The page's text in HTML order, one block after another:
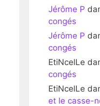
Jérôme P
congés
Jérôme P
congés
EtiNcelLe
congés
EtiNcelLe
et le casse-